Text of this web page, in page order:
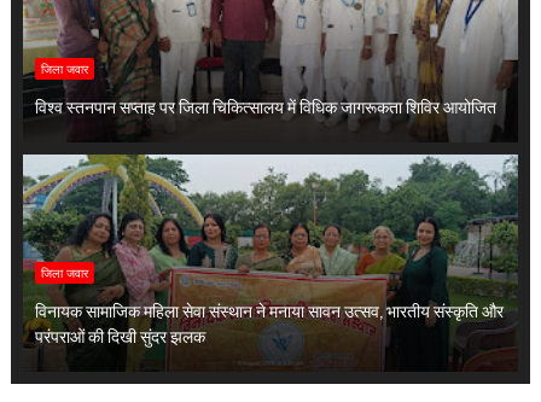
जिला जवार
विश्व स्तनपान सप्ताह पर जिला चिकित्सालय में विधिक जागरूकता शिविर आयोजित
जिला जवार
विनायक सामाजिक महिला सेवा संस्थान ने मनाया सावन उत्सव, भारतीय संस्कृति और
परंपराओं की दिखी सुंदर झलक